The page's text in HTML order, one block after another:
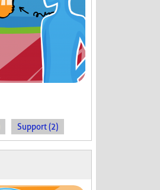
Support (2)